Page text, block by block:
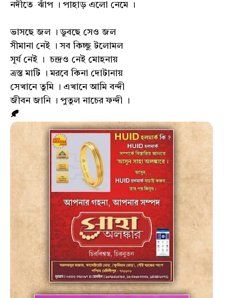
নদীতে ঝাঁপ । পাহাড় এলো নেমে ।
ভাসছে জল । ডুবছে সেও জল
সীমানা নেই । সব কিচ্ছু টলোমল
সূর্য নেই । চন্দ্রও নেই মোহনায়
ত্রস্ত মাটি । মরবে কিনা দোটানায়
সেখানে তুমি । এখানে আমি বন্দী
জীবন জানি । পুতুল নাচের ফন্দী ।
🍂